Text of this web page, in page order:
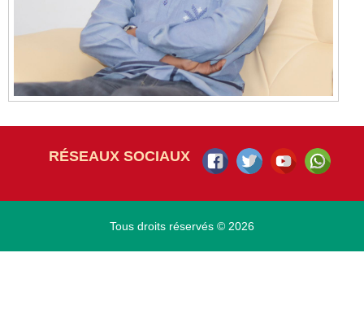
RÉSEAUX SOCIAUX
Tous droits réservés © 2026